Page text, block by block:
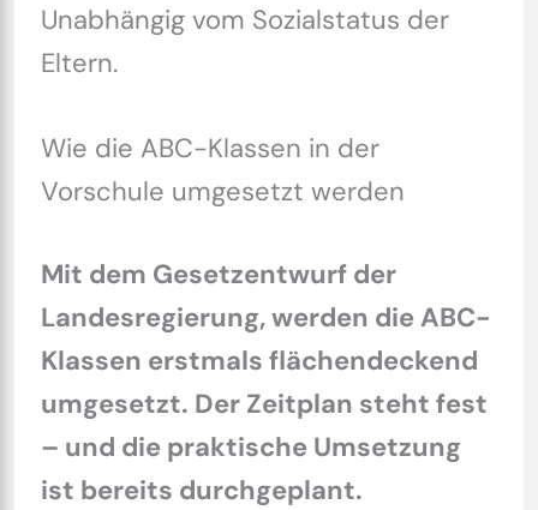
Unabhängig vom Sozialstatus der
Eltern.
Wie die ABC-Klassen in der
Vorschule umgesetzt werden
Mit dem Gesetzentwurf der
Landesregierung, werden die ABC-
Klassen erstmals flächendeckend
umgesetzt. Der Zeitplan steht fest
– und die praktische Umsetzung
ist bereits durchgeplant.